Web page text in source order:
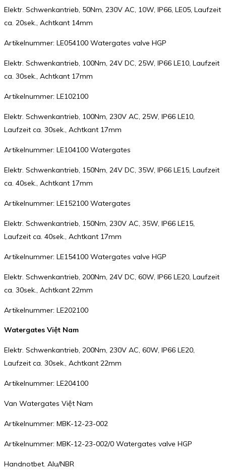
Elektr. Schwenkantrieb, 50Nm, 230V AC, 10W, IP66, LE05, Laufzeit
ca. 20sek., Achtkant 14mm
Artikelnummer: LE054100 Watergates valve HGP
Elektr. Schwenkantrieb, 100Nm, 24V DC, 25W, IP66 LE10, Laufzeit
ca. 30sek., Achtkant 17mm
Artikelnummer: LE102100
Elektr. Schwenkantrieb, 100Nm, 230V AC, 25W, IP66 LE10,
Laufzeit ca. 30sek., Achtkant 17mm
Artikelnummer: LE104100 Watergates
Elektr. Schwenkantrieb, 150Nm, 24V DC, 35W, IP66 LE15, Laufzeit
ca. 40sek., Achtkant 17mm
Artikelnummer: LE152100 Watergates
Elektr. Schwenkantrieb, 150Nm, 230V AC, 35W, IP66 LE15,
Laufzeit ca. 40sek., Achtkant 17mm
Artikelnummer: LE154100 Watergates valve HGP
Elektr. Schwenkantrieb, 200Nm, 24V DC, 60W, IP66 LE20, Laufzeit
ca. 30sek., Achtkant 22mm
Artikelnummer: LE202100
Watergates Việt Nam
Elektr. Schwenkantrieb, 200Nm, 230V AC, 60W, IP66 LE20,
Laufzeit ca. 30sek., Achtkant 22mm
Artikelnummer: LE204100
Van Watergates Việt Nam
Artikelnummer: MBK-12-23-002
Artikelnummer: MBK-12-23-002/0 Watergates valve HGP
Handnotbet. Alu/NBR